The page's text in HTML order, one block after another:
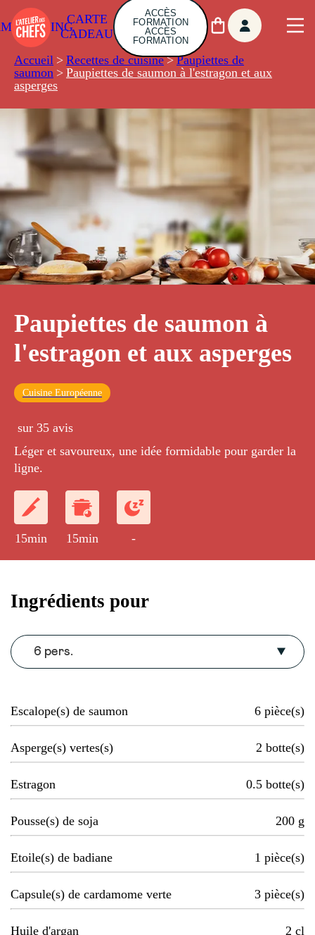
CARTE
CADEAU
ACCÈS
FORMATION
ACCÈS
FORMATION
Accueil > Recettes de cuisine > Paupiettes de
saumon > Paupiettes de saumon à l'estragon et aux
asperges
Paupiettes de saumon à
l'estragon et aux asperges
Cuisine Européenne
sur 35 avis
Léger et savoureux, une idée formidable pour garder la
ligne.
15min 15min -
Ingrédients pour
6 pers.
Escalope(s) de saumon 6 pièce(s)
Asperge(s) vertes(s) 2 botte(s)
Estragon 0.5 botte(s)
Pousse(s) de soja 200 g
Etoile(s) de badiane 1 pièce(s)
Capsule(s) de cardamome verte 3 pièce(s)
Huile d'argan 2 cl